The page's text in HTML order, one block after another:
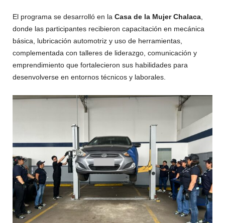
El programa se desarrolló en la Casa de la Mujer Chalaca,
donde las participantes recibieron capacitación en mecánica
básica, lubricación automotriz y uso de herramientas,
complementada con talleres de liderazgo, comunicación y
emprendimiento que fortalecieron sus habilidades para
desenvolverse en entornos técnicos y laborales.